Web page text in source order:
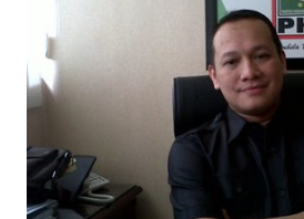
uang tetangga 500 ribu, agar
"Kasihan dia sudah tidak punya ayah,
kerja sebagai pembantu rumah
agar uang bisa kembali,"ungkapnya.
penarikan uang iuran untuk
dibenarkan oleh Atika Fadhilah siswa
diwawancarai. "Benar, bilangnya wajib